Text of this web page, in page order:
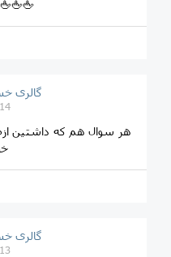
آیدی بنده برای ارتباط
گالری
هر سوال هم که داشتین
گالری